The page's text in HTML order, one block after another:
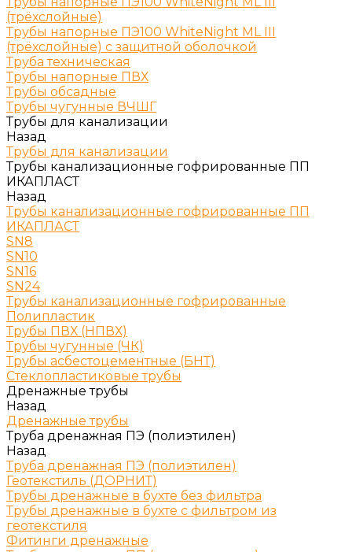
(трёхслойные)
Трубы напорные ПЭ100 WhiteNight ML III
(трёхслойные) с защитной оболочкой
Труба техническая
Трубы напорные ПВХ
Трубы обсадные
Трубы чугунные ВЧШГ
Трубы для канализации
Назад
Трубы для канализации
Трубы канализационные гофрированные ПП
ИКАПЛАСТ
Назад
Трубы канализационные гофрированные ПП
ИКАПЛАСТ
SN8
SN10
SN16
SN24
Трубы канализационные гофрированные
Полипластик
Трубы ПВХ (НПВХ)
Трубы чугунные (ЧК)
Трубы асбестоцементные (БНТ)
Стеклопластиковые трубы
Дренажные трубы
Назад
Дренажные трубы
Труба дренажная ПЭ (полиэтилен)
Назад
Труба дренажная ПЭ (полиэтилен)
Геотекстиль (ДОРНИТ)
Трубы дренажные в бухте без фильтра
Трубы дренажные в бухте с фильтром из
геотекстиля
Фитинги дренажные